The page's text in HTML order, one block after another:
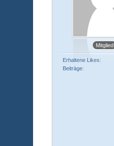
Mitglied
Erhaltene Likes
Beiträge